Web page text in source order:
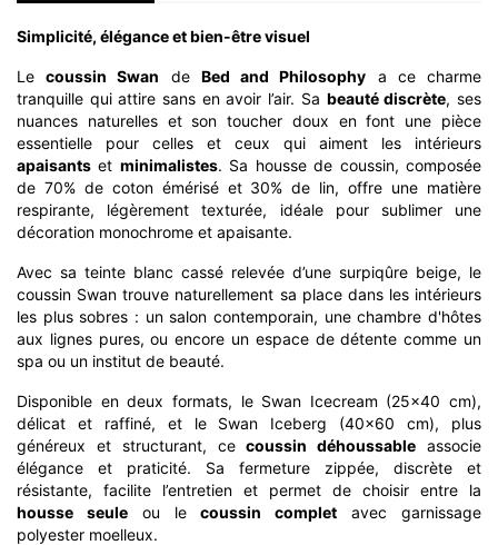
Simplicité, élégance et bien-être visuel
Lecoussin Swan de Bed and Philosophy a ce charme
tranquille qui attire sans en avoir l’air. Sa beauté discrète, ses
nuances naturelles et son toucher doux en font une pièce
essentielle pour celles et ceux qui aiment les intérieurs
apaisants et minimalistes. Sa housse de coussin, composée
de 70% de coton émérisé et 30% de lin, offre une matière
respirante, légèrement texturée, idéale pour sublimer une
décoration monochrome et apaisante.
Avec sa teinte blanc cassé relevée d’une surpiqûre beige, le
coussin Swan trouve naturellement sa place dans les intérieurs
les plus sobres : un salon contemporain, une chambre d'hôtes
aux lignes pures, ou encore un espace de détente comme un
spa ou un institut de beauté.
Disponible en deux formats, le Swan Icecream (25x40 cm),
délicat et raffiné, et le Swan Iceberg (40x60 cm), plus
généreux et structurant, cecoussin déhoussable associe
élégance et praticité. Sa fermeture zippée, discrète et
résistante, facilite l’entretien et permet de choisir entre la
housse seuleou lecoussin complet avec garnissage
polyester moelleux.